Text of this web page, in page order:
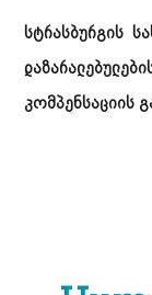
სტრასბურგის
კომპენსაციის